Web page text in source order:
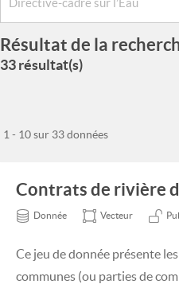
Résultat de la
33 résultat(s)
1 - 10 sur 33 données
Contrats de rivière
Donnée Vecteur
Ce jeu de donnée présente
communes (ou parties de